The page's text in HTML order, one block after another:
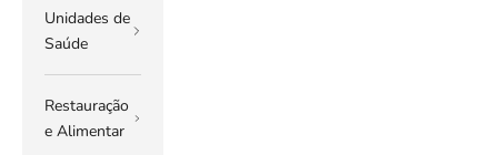
Unidades de
Saúde
Restauração
e Alimentar